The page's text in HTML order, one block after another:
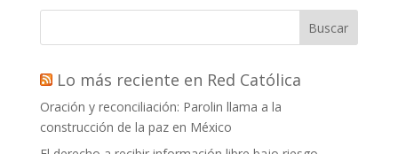
Buscar
Lo más reciente en Red Católica
Oración y reconciliación: Parolin llama a la
construcción de la paz en México